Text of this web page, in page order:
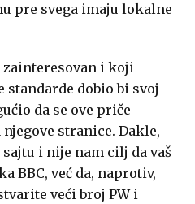
pre svega imaju lokalne
zainteresovan i koji
dobio bi svoj
da se ove priče
stranice. Dakle,
sajtu i nije nam cilj da vaš
BBC, već da, naprotiv,
veći broj PW i